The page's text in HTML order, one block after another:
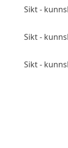
Sikt -
Sikt -
Sikt -